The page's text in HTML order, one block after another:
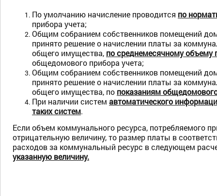
По умолчанию начисление проводится по
прибора учета;
Общим собранием собственников помещений
принято решение о начислении платы за
общего имущества, по среднемесячному объему
общедомового прибора учета;
Общим собранием собственников помещений
принято решение о начислении платы за
общего имущества, по показаниям
При наличии систем автоматического
таких систем.
Если объем коммунального ресурса, потребляемого
отрицательную величину, то размер платы в
расходов за коммунальный ресурс в следующем
указанную величину.